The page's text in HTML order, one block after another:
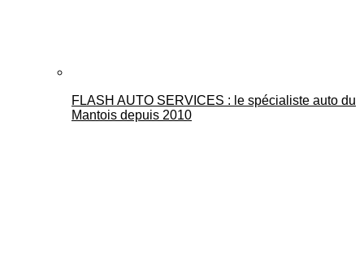
FLASH AUTO SERVICES : le spécialiste auto du
Mantois depuis 2010